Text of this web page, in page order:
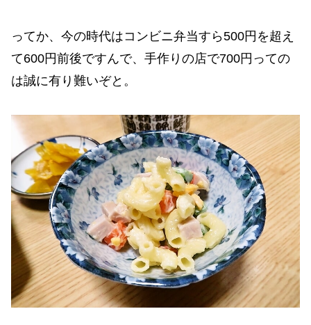
ってか、今の時代はコンビニ弁当すら500円を超え
て600円前後ですんで、手作りの店で700円っての
は誠に有り難いぞと。